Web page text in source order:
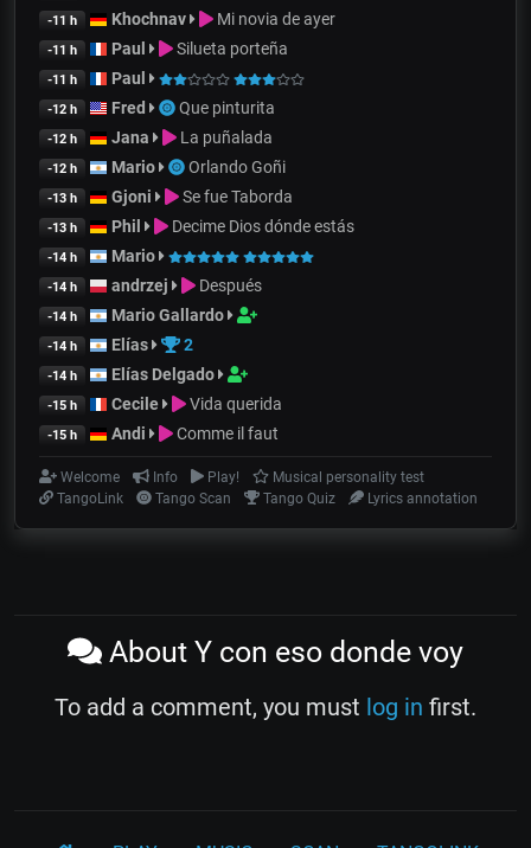
-11 h Khochnav Mi novia de ayer
-11 h Paul Silueta porteña
-11 h Paul
-12 h Fred Que pinturita
-12 h Jana La puñalada
-12 h Mario Orlando Goñi
-13 h Gjoni Se fue Taborda
-13 h Phil Decime Dios dónde estás
-14 h Mario
-14 h andrzej Después
-14 h Mario Gallardo
-14 h Elías 2
-14 h Elías Delgado
-15 h Cecile Vida querida
-15 h Andi Comme il faut
Welcome Info Play!
Musical personality test
TangoLink
Tango Scan Tango Quiz Lyrics annotation
About Y con eso donde voy
To add a comment, you must log in first.